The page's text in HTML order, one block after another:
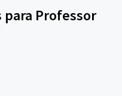
para Professor